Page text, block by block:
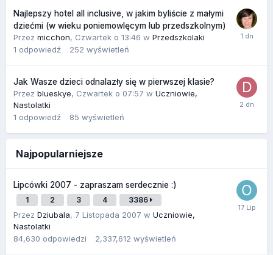
Najlepszy hotel all inclusive, w jakim byliście z małymi
dziećmi (w wieku poniemowlęcym lub przedszkolnym)
Przez micchon, Czwartek o 13:46 w Przedszkolaki
1 odpowiedź 252 wyświetleń
Jak Wasze dzieci odnalazły się w pierwszej klasie?
Przez blueskye, Czwartek o 07:57 w Uczniowie,
Nastolatki
1 odpowiedź 85 wyświetleń
Najpopularniejsze
Lipcówki 2007 - zapraszam serdecznie :)
1 2 3 4 3386
Przez Dziubala, 7 Listopada 2007 w Uczniowie,
Nastolatki
84,630 odpowiedzi 2,337,612 wyświetleń